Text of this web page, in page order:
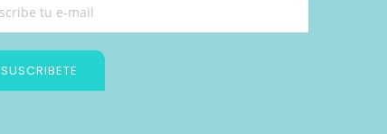
SUSCRIBETE
Política de privacidad